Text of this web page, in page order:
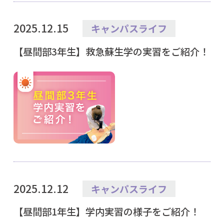
2025.12.15
キャンパスライフ
【昼間部3年生】救急蘇生学の実習をご紹介！
2025.12.12
キャンパスライフ
【昼間部1年生】学内実習の様子をご紹介！